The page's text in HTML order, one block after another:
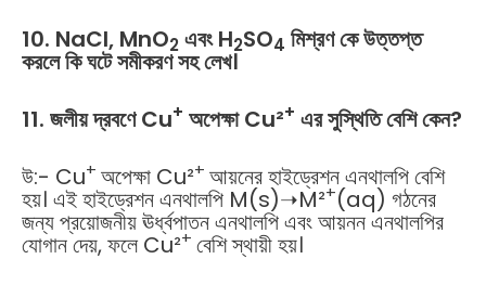
10. NaCl, MnO2 এবং H2SO4 মিশ্রণ কে উত্তপ্ত
করলে কি ঘটে সমীকরণ সহ লেখ।
11. জলীয় দ্রবণে Cu+ অপেক্ষা Cu²+ এর সুস্থিতি বেশি কেন?
উ:- Cu+ অপেক্ষা Cu²+ আয়নের হাইড্রেশন এনথালপি বেশি
হয়। এই হাইড্রেশন এনথালপি M(s)➝M²+(aq) গঠনের
জন্য প্রয়োজনীয় ঊর্ধ্বপাতন এনথালপি এবং আয়নন এনথালপির
যোগান দেয়, ফলে Cu²+ বেশি স্থায়ী হয়।